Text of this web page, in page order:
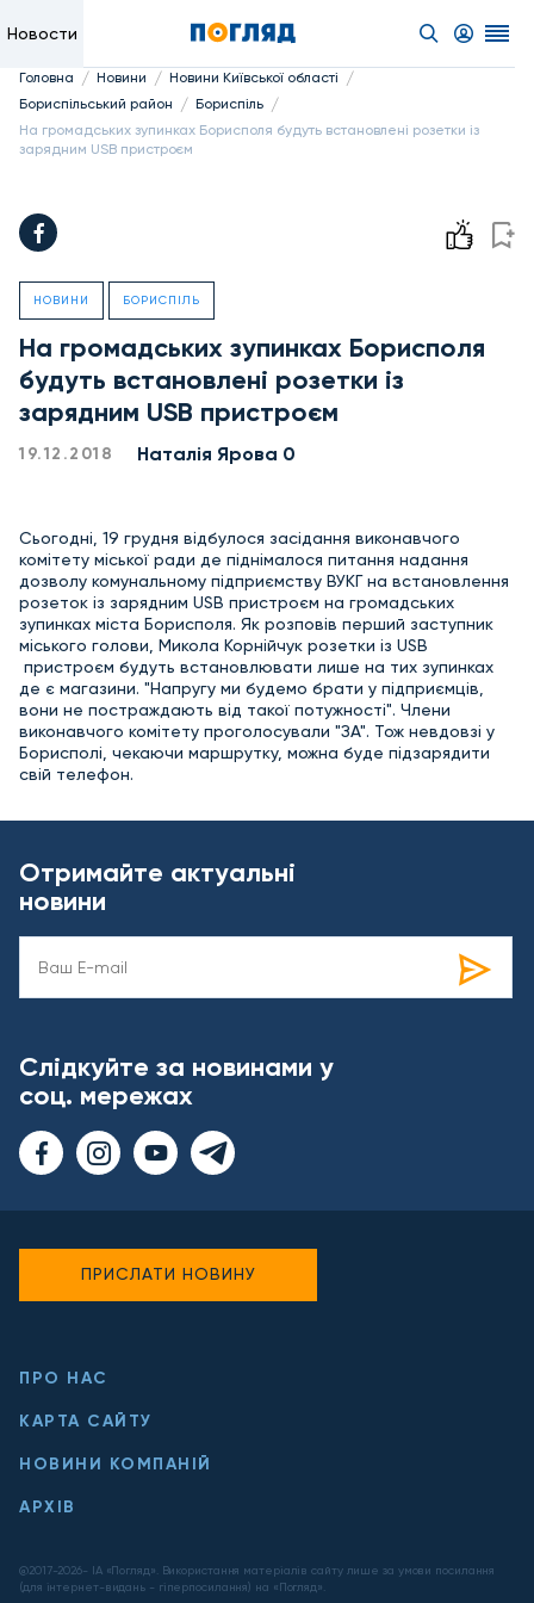
Новости
Головна / Новини / Новини Київської області /
Бориспільський район / Бориспіль /
На громадських зупинках Борисполя будуть встановлені розетки із
зарядним USB пристроєм
НОВИНИ БОРИСПІЛЬ
На громадських зупинках Борисполя
будуть встановлені розетки із
зарядним USB пристроєм
19.12.2018 Наталія Ярова 0
Сьогодні, 19 грудня відбулося засідання виконавчого
комітету міської ради де піднімалося питання надання
дозволу комунальному підприємству ВУКГ на встановлення
розеток із зарядним USB пристроєм на громадських
зупинках міста Борисполя. Як розповів перший заступник
міського голови, Микола Корнійчук розетки із USB
пристроєм будуть встановлювати лише на тих зупинках
де є магазини. "Напругу ми будемо брати у підприємців,
вони не постраждають від такої потужності". Члени
виконавчого комітету проголосували "ЗА". Тож невдовзі у
Борисполі, чекаючи маршрутку, можна буде підзарядити
свій телефон.
Отримайте актуальні
новини
Слідкуйте за новинами у
соц. мережах
ПРО НАС
КАРТА САЙТУ
НОВИНИ КОМПАНІЙ
АРХІВ
@2017-2026- ІА «Погляд». Використання матеріалів сайту лише за умови посилання
(для інтернет-видань - гіперпосилання) на «Погляд».
ПРИСЛАТИ НОВИНУ